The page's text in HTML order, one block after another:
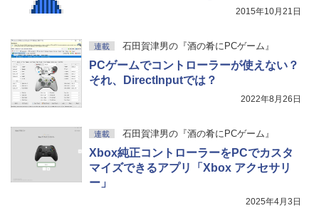
2015年10月21日
連載 石田賀津男の『酒の肴にPCゲーム』
PCゲームでコントローラーが使えない？
それ、DirectInputでは？
2022年8月26日
連載 石田賀津男の『酒の肴にPCゲーム』
Xbox純正コントローラーをPCでカスタ
マイズできるアプリ「Xbox アクセサリ
ー」
2025年4月3日